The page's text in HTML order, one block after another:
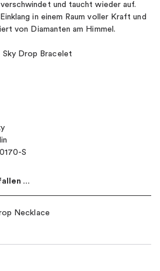
und taucht wieder auf.
in einem Raum voller Kraft und
von Diamanten am Himmel.
Sky Drop Bracelet
S
…
Necklace